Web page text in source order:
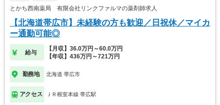
とかち西南薬局 有限会社リンクファルマの薬剤師求人
【北海道帯広市】未経験の方も歓迎／日祝休／マイカ
ー通勤可能◎
給与
【月収】36.0万円～60.0万円
【年収】436万円～721万円
勤務地 北海道 帯広市
アクセス ＪＲ根室本線 帯広駅